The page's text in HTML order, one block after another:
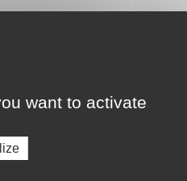
want to activate